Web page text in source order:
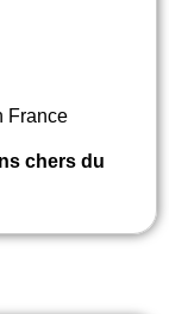
France
chers du